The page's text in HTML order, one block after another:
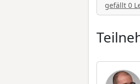
gefällt 0